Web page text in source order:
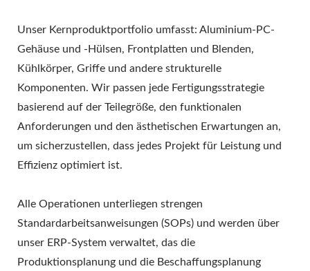
Unser Kernproduktportfolio umfasst: Aluminium-PC-
Gehäuse und -Hülsen, Frontplatten und Blenden,
Kühlkörper, Griffe und andere strukturelle
Komponenten. Wir passen jede Fertigungsstrategie
basierend auf der Teilegröße, den funktionalen
Anforderungen und den ästhetischen Erwartungen an,
um sicherzustellen, dass jedes Projekt für Leistung und
Effizienz optimiert ist.
Alle Operationen unterliegen strengen
Standardarbeitsanweisungen (SOPs) und werden über
unser ERP-System verwaltet, das die
Produktionsplanung und die Beschaffungsplanung